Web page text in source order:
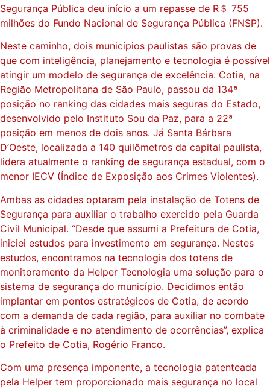
Segurança Pública deu início a um repasse de R＄ 755
milhões do Fundo Nacional de Segurança Pública (FNSP).
Neste caminho, dois municípios paulistas são provas de
que com inteligência, planejamento e tecnologia é possível
atingir um modelo de segurança de excelência. Cotia, na
Região Metropolitana de São Paulo, passou da 134ª
posição no ranking das cidades mais seguras do Estado,
desenvolvido pelo Instituto Sou da Paz, para a 22ª
posição em menos de dois anos. Já Santa Bárbara
D’Oeste, localizada a 140 quilômetros da capital paulista,
lidera atualmente o ranking de segurança estadual, com o
menor IECV (Índice de Exposição aos Crimes Violentes).
Ambas as cidades optaram pela instalação de Totens de
Segurança para auxiliar o trabalho exercido pela Guarda
Civil Municipal. “Desde que assumi a Prefeitura de Cotia,
iniciei estudos para investimento em segurança. Nestes
estudos, encontramos na tecnologia dos totens de
monitoramento da Helper Tecnologia uma solução para o
sistema de segurança do município. Decidimos então
implantar em pontos estratégicos de Cotia, de acordo
com a demanda de cada região, para auxiliar no combate
à criminalidade e no atendimento de ocorrências”, explica
o Prefeito de Cotia, Rogério Franco.
Com uma presença imponente, a tecnologia patenteada
pela Helper tem proporcionado mais segurança no local